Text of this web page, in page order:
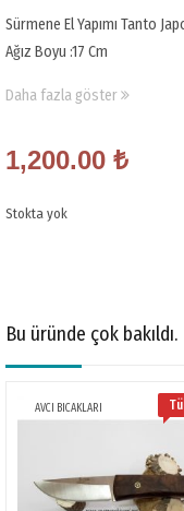
Sürmene El Yapımı Tanto
Ağız Boyu :17 Cm
Sap Boyu: 15 Cm
Kabza Materyali: Corion
Daha fazla göster
1,200.00 ₺
Stokta yok
Bu üründe çok bakıldı.
AVCI BICAKLARI